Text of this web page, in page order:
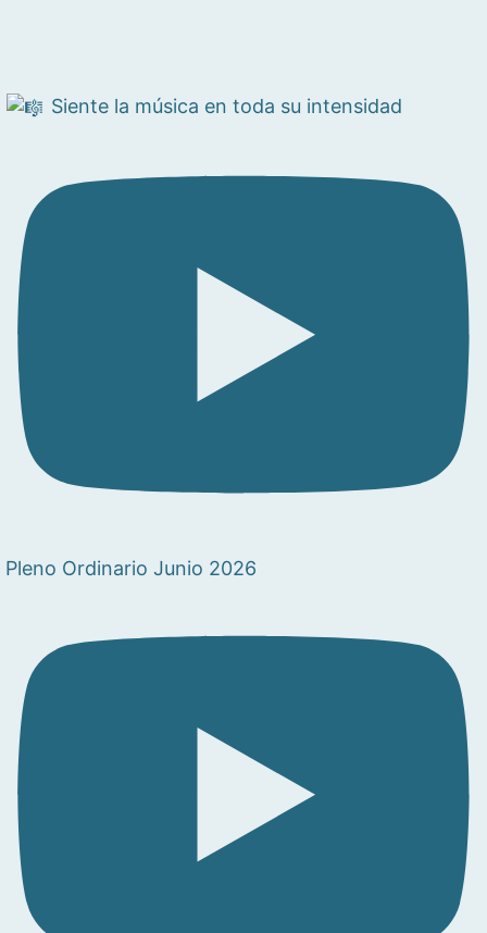
Siente la música en toda su intensidad
Pleno Ordinario Junio 2026